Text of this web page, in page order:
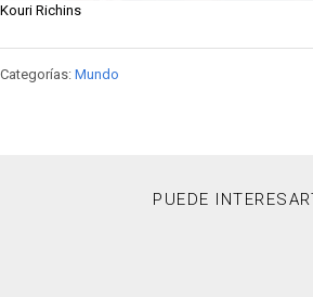
Kouri Richins
Categorías: Mundo
PUEDE